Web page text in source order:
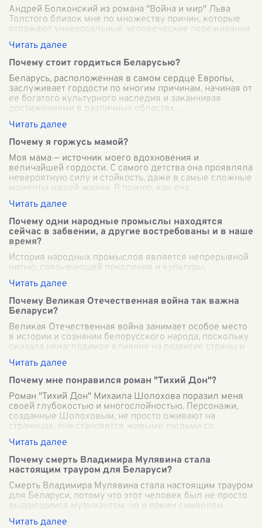
Андрей Болконский из романа "Война и мир" Льва
Толстого близок мне по множеству причин, которые
отражают универсальные человеческие переживания
и стремления. Во многом, его жизненн
Почему стоит гордиться Беларусью?
Беларусь, расположенная в самом сердце Европы,
заслуживает гордости по многим причинам, начиная от
ее богатого культурного наследия и заканчивая
достижениями в различных областях.
Почему я горжусь мамой?
Моя мама — источник моего вдохновения и
величайшей гордости. С самого детства она проявляла
невероятную силу и стойкость, даже в самые сложные
моменты нашей жизни. Я помню, как она
Почему одни народные промыслы находятся
сейчас в забвении, а другие востребованы и в наше
время?
История народных промыслов является непрерывной
нитью, связывающей поколения и культуры,
отражающей изменения в социальном, экономическом
и культурном контексте. Однако, несмотря н
Почему Великая Отечественная война так важна
Беларуси?
Великая Отечественная война занимает особое место
в истории и сознании белорусского народа, поскольку
оказала неизгладимое влияние на развитие страны и
судьбы её жителей. Война при
Почему мне понравился роман "Тихий Дон"?
Роман "Тихий Дон" Михаила Шолохова поразил меня
своей глубокостью и многослойностью. Персонажи,
созданные Шолоховым, не просто оживают на
страницах, они становятся живыми людьми со
Почему смерть Владимира Мулявина стала
настоящим трауром для Беларуси?
Смерть Владимира Мулявина стала настоящим трауром
для Беларуси, потому что этот человек был не просто
выдающимся музыкантом, но и ярким символом
национальной культуры. Основатель и